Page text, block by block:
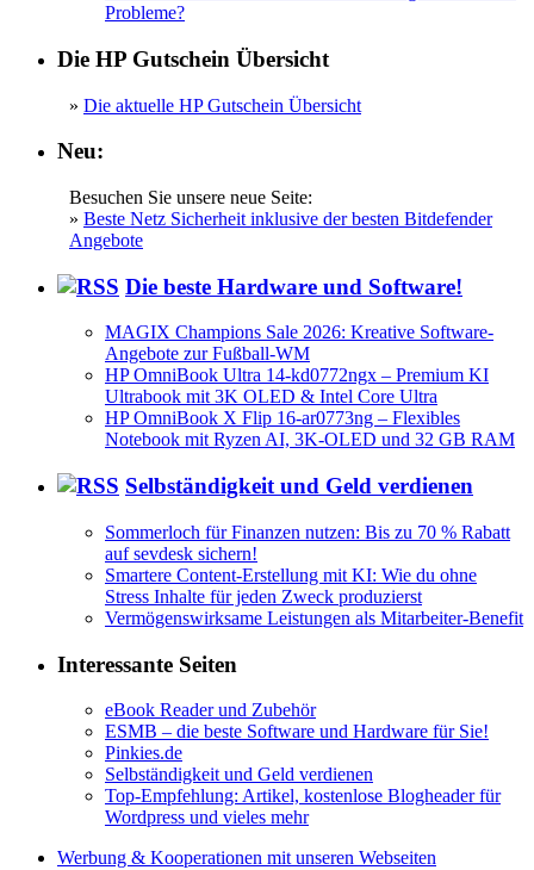
Probleme?
Die HP Gutschein Übersicht
» Die aktuelle HP Gutschein Übersicht
Neu:
Besuchen Sie unsere neue Seite:
» Beste Netz Sicherheit inklusive der besten Bitdefender
Angebote
Die beste Hardware und Software!
MAGIX Champions Sale 2026: Kreative Software-
Angebote zur Fußball-WM
HP OmniBook Ultra 14-kd0772ngx – Premium KI
Ultrabook mit 3K OLED & Intel Core Ultra
HP OmniBook X Flip 16-ar0773ng – Flexibles
Notebook mit Ryzen AI, 3K-OLED und 32 GB RAM
Selbständigkeit und Geld verdienen
Sommerloch für Finanzen nutzen: Bis zu 70 % Rabatt
auf sevdesk sichern!
Smartere Content-Erstellung mit KI: Wie du ohne
Stress Inhalte für jeden Zweck produzierst
Vermögenswirksame Leistungen als Mitarbeiter-Benefit
Interessante Seiten
eBook Reader und Zubehör
ESMB – die beste Software und Hardware für Sie!
Pinkies.de
Selbständigkeit und Geld verdienen
Top-Empfehlung: Artikel, kostenlose Blogheader für
Wordpress und vieles mehr
Werbung & Kooperationen mit unseren Webseiten